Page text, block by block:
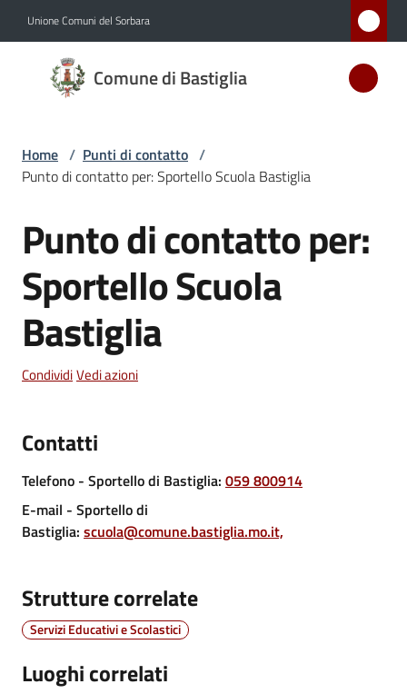
Unione Comuni del Sorbara
Comune di Bastiglia
Comune
di
Novità
Servizi
Vivere
Bastiglia
Tutti
gli
argomenti...
Seguici
su
Home / Punti di contatto /
Punto di contatto per: Sportello Scuola Bastiglia
Salta al contenuto
Punto di contatto per:
Sportello Scuola
Bastiglia
CondividiVedi azioni
Contatti
Telefono - Sportello di Bastiglia: 059 800914
E-mail - Sportello di
Bastiglia: scuola@comune.bastiglia.mo.it,
Strutture correlate
Servizi Educativi e Scolastici
Luoghi correlati